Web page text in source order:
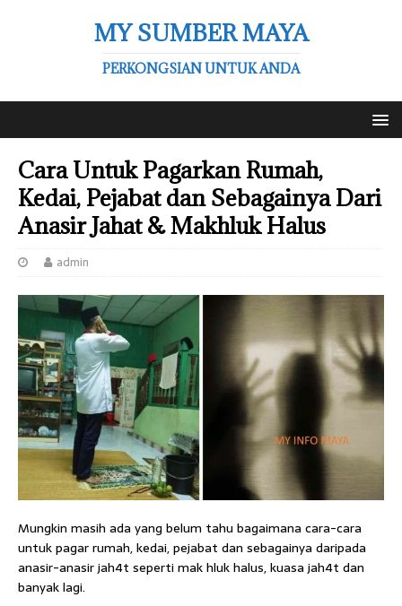
MY SUMBER MAYA
PERKONGSIAN UNTUK ANDA
Cara Untuk Pagarkan Rumah,
Kedai, Pejabat dan Sebagainya Dari
Anasir Jahat & Makhluk Halus
admin
Mungkin masih ada yang belum tahu bagaimana cara-cara
untuk pagar rumah, kedai, pejabat dan sebagainya daripada
anasir-anasir jah4t seperti mak hluk halus, kuasa jah4t dan
banyak lagi.